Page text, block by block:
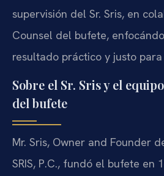
supervisión del Sr. Sris, en
Counsel del bufete,
resultado práctico y justo
Sobre el Sr. Sris y el
del bufete
Mr. Sris, Owner and Founder
SRIS, P.C., fundó el bufete en